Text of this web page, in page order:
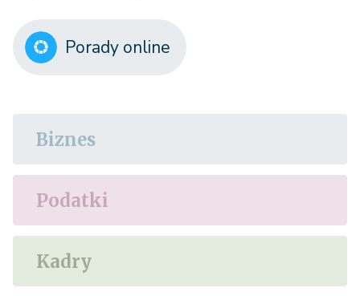
Porady online
Biznes
Podatki
Kadry